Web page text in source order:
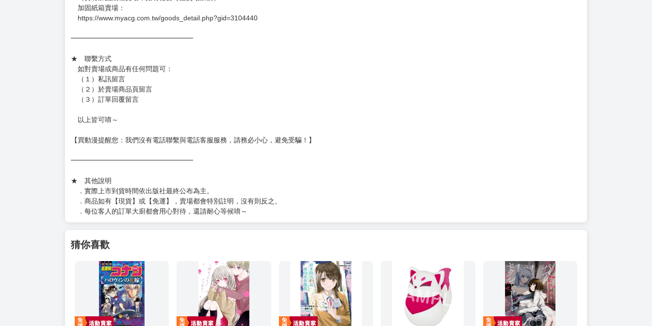
－每週四～日下單者，於隔週五出貨
－每週一～三下單者，於隔週四出貨
★ 賣場出貨方式
［１～２本書］三層氣泡布（２圈）＋ＰＥ破壞袋（快遞袋）
［３～７本書］三層氣泡布（４～５圈）＋ＰＥ破壞袋（快遞袋）
［８本以上］ 三層氣泡布（２圈）＋紙箱出貨
（另有加固紙箱賣場，如有需要可至賣場加購）
https://www.myacg.com.tw/goods_detail.php?gid=3104440
━━━━━━━━━━━━━━━━━━
（１）私訊留言
（２）於賣場商品頁留言
（３）訂單回覆留言
【買動漫提醒您：我們沒有電話聯繫與電話客服服務，請務必小心，避免受騙！】
★ 其他說明
．實際上市到貨時間依出版社最終公布為主。
．商品如有【現貨】或【免運】，賣場都會特別註明，沒有則反之。
．每位客人的訂單大廚都會用心對待，還請耐心等候唷～